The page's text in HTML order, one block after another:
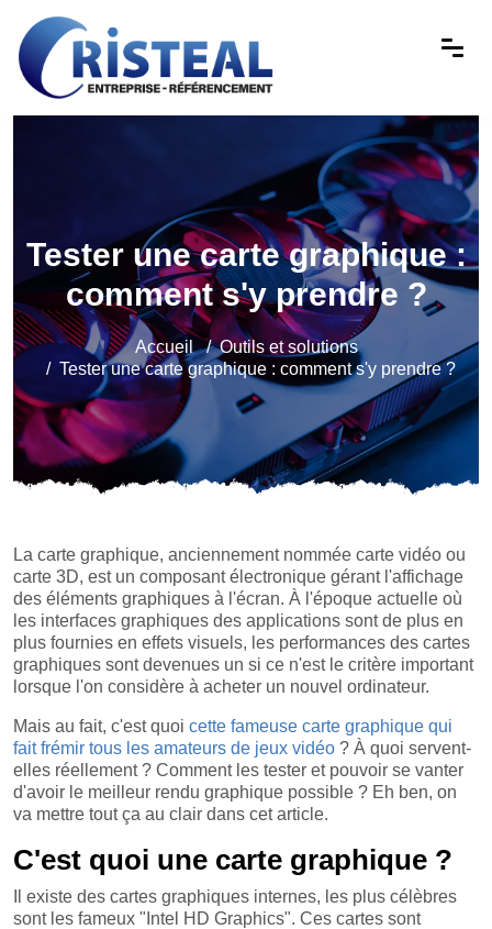
Tester une carte graphique :
comment s'y prendre ?
Accueil
Outils et solutions
Tester une carte graphique : comment s'y prendre ?
La carte graphique, anciennement nommée carte vidéo ou
carte 3D, est un composant électronique gérant l'affichage
des éléments graphiques à l'écran. À l'époque actuelle où
les interfaces graphiques des applications sont de plus en
plus fournies en effets visuels, les performances des cartes
graphiques sont devenues un si ce n'est le critère important
lorsque l'on considère à acheter un nouvel ordinateur.
Mais au fait, c'est quoi cette fameuse carte graphique qui
fait frémir tous les amateurs de jeux vidéo ? À quoi servent-
elles réellement ? Comment les tester et pouvoir se vanter
d'avoir le meilleur rendu graphique possible ? Eh ben, on
va mettre tout ça au clair dans cet article.
C'est quoi une carte graphique ?
Il existe des cartes graphiques internes, les plus célèbres
sont les fameux "Intel HD Graphics". Ces cartes sont